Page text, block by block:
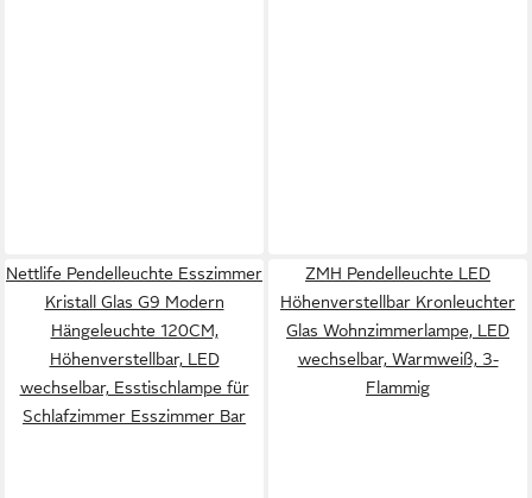
Nettlife Pendelleuchte Esszimmer
Kristall Glas G9 Modern
Hängeleuchte 120CM,
Höhenverstellbar, LED
wechselbar, Esstischlampe für
Schlafzimmer Esszimmer Bar
ZMH Pendelleuchte LED
Höhenverstellbar Kronleuchter
Glas Wohnzimmerlampe, LED
wechselbar, Warmweiß, 3-
Flammig